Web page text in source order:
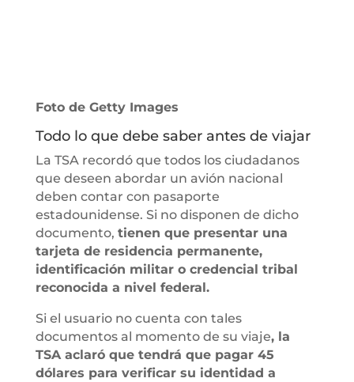
Foto de Getty Images
Todo lo que debe saber antes de viajar
La TSA recordó que todos los ciudadanos
que deseen abordar un avión nacional
deben contar con pasaporte
estadounidense. Si no disponen de dicho
documento, tienen que presentar una
tarjeta de residencia permanente,
identificación militar o credencial tribal
reconocida a nivel federal.
Si el usuario no cuenta con tales
documentos al momento de su viaje, la
TSA aclaró que tendrá que pagar 45
dólares para verificar su identidad a